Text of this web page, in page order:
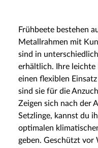
Frühbeete bestehen
Metallrahmen mit
sind in
erhältlich. Ihre
einen flexiblen
sind sie für die
Zeigen sich nach der
Setzlinge, kannst du
optimalen
geben. Geschützt vor